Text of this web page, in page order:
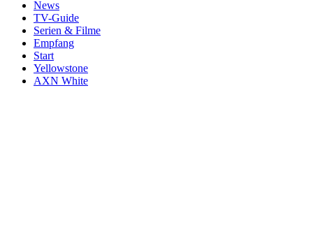
News
TV-Guide
Serien & Filme
Empfang
Start
Yellowstone
AXN White